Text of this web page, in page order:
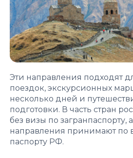
Эти направления подходят
поездок, экскурсионных
несколько дней и
подготовки. В часть стран
без визы по загранпаспорту,
направления принимают по
паспорту РФ.